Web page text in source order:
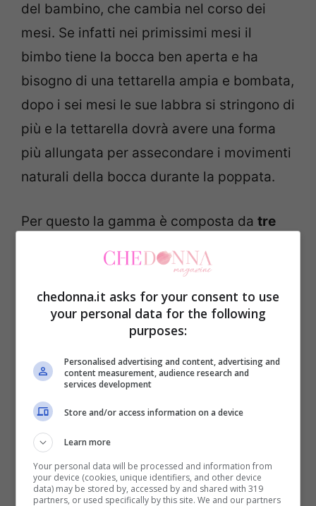
del bambino, che cambia nel corso dei
mesi. Se infatti nei primissimi mesi il
bimbo tiene la bocca ben aperta e ha
bisogno di una tettarella ampia e bombata,
dopo i sei mesi le sue labbra si stringono di
più e la tettarella dovrà avere una forma
più allungata per assecondare i movimenti
naturali della bocca durante la poppata.
Per questo la gamma è composta da tre
), una per i bimbi dai
ed infine una adatta ai bambini da 6+
mesi. Ogni tettarella presentaforme
inclinata, arrotondata e allungata
spiovente) studiate in base alla diversa
capacità del bambino di succhiare il latte
mese dopo mese e permettepoppate
tutto serene, che simulano quelle di un
allattamento naturale al seno.
chedonna.it asks for your consent to use
your personal data for the following
purposes:
Personalised advertising and content, advertising and
content measurement, audience research and
services development
Store and/or access information on a device
Learn more
Your personal data will be processed and information from
your device (cookies, unique identifiers, and other device
data) may be stored by, accessed by and shared with 319
partners, or used specifically by this site. We and our partners